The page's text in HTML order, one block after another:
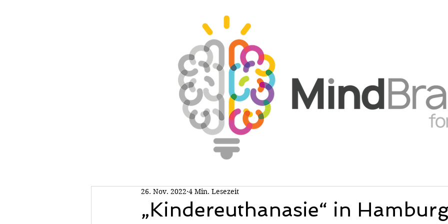
„Kindereuthanasie“ in
26. Nov. 2022 4 Min. Lesezeit